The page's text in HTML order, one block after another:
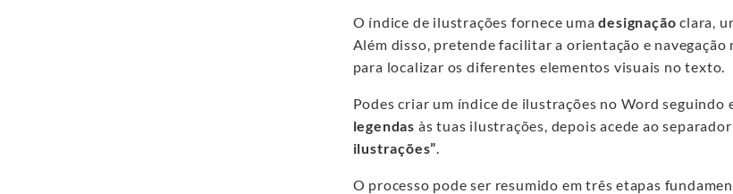
O índice de ilustrações fornece umadesignação clara,
Além disso, pretende facilitar a orientação e
para localizar os diferentes elementos visuais no texto.
Podes criar um índice de ilustrações no Word
legendas às tuas ilustrações, depois acede ao
ilustrações”.
O processo pode ser resumido em três etapas